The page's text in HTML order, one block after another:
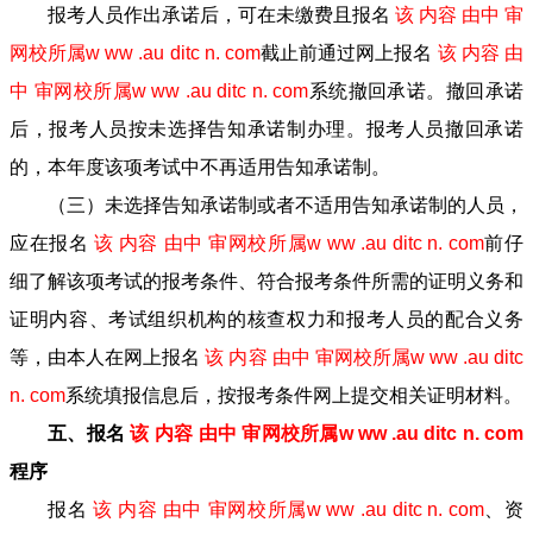
报考人员作出承诺后，可在未缴费且报名 该 内容 由中 审
网校所属w ww .au ditc n. com截止前通过网上报名 该 内容 由
中 审网校所属w ww .au ditc n. com系统撤回承诺。撤回承诺
后，报考人员按未选择告知承诺制办理。报考人员撤回承诺
的，本年度该项考试中不再适用告知承诺制。
（三）未选择告知承诺制或者不适用告知承诺制的人员，
应在报名 该 内容 由中 审网校所属w ww .au ditc n. com前仔
细了解该项考试的报考条件、符合报考条件所需的证明义务和
证明内容、考试组织机构的核查权力和报考人员的配合义务
等，由本人在网上报名 该 内容 由中 审网校所属w ww .au ditc
n. com系统填报信息后，按报考条件网上提交相关证明材料。
五、报名 该 内容 由中 审网校所属w ww .au ditc n. com
程序
报名 该 内容 由中 审网校所属w ww .au ditc n. com、资